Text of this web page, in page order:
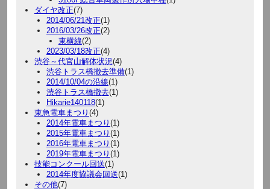
ダイヤ改正(7)
2014/06/21改正(1)
2016/03/26改正(2)
東横線(2)
2023/03/18改正(4)
渋谷～代官山解体状況(4)
渋谷トラス橋撤去準備(1)
2014/10/04の沿線(1)
渋谷トラス橋撤去(1)
Hikarie140118(1)
東急電車まつり (4)
2014年電車まつり (1)
2015年電車まつり (1)
2016年電車まつり (1)
2019年電車まつり (1)
技能コンクール回送(1)
2014年度協議会回送(1)
その他(7)